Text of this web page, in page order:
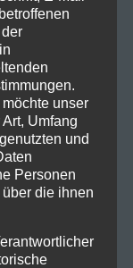
unser
Umfang
und
Personen
die ihnen